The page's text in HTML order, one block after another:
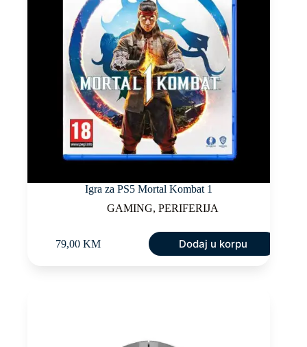
Igra za PS5 Mortal Kombat 1
GAMING, PERIFERIJA
79,00 KM Dodaj u korpu